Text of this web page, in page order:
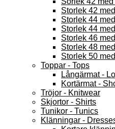
Storlek 42
Storlek 44
Storlek 44
Storlek 46
Storlek 48
Storlek 50
Toppar - Tops
Långärmat -
Kortärmat -
Tröjor - Knitwear
Skjortor - Shirts
Tunikor - Tunics
Klänningar -